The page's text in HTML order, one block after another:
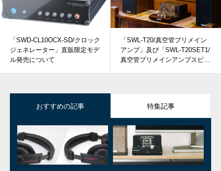
「SWD-CL10OCX-SD/クロック
ジェネレーター」直販限定モデ
ル発売について
「SWL-T20/真空管プリメイン
アンプ」及び「SWL-T20SET1/
真空管プリメインアンプスピー
おすすめの記事 特集記事